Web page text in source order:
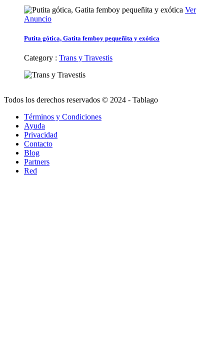
Ver
Anuncio
Putita gótica, Gatita femboy pequeñita y exótica
Category : Trans y Travestis
Todos los derechos reservados © 2024 - Tablago
Términos y Condiciones
Ayuda
Privacidad
Contacto
Blog
Partners
Red